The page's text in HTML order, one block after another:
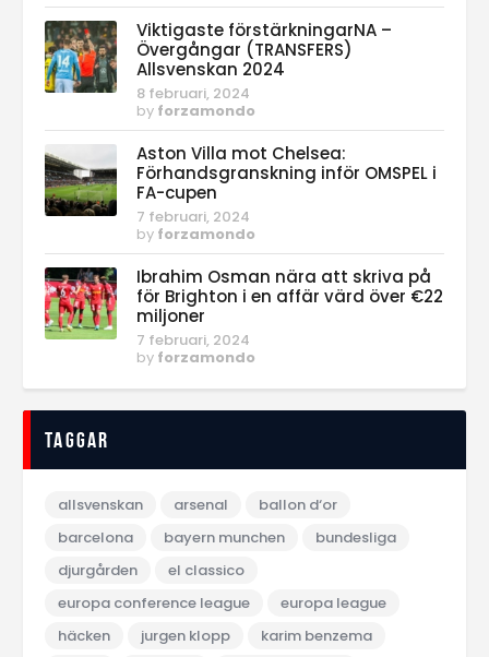
Viktigaste förstärkningarNA –
Övergångar (TRANSFERS)
Allsvenskan 2024
8 februari, 2024
by forzamondo
Aston Villa mot Chelsea:
Förhandsgranskning inför OMSPEL i
FA-cupen
7 februari, 2024
by forzamondo
Ibrahim Osman nära att skriva på
för Brighton i en affär värd över €22
miljoner
7 februari, 2024
by forzamondo
Taggar
allsvenskan arsenal
ballon d‘or
barcelona
bayern munchen
bundesliga
djurgården
el classico
europa conference league
europa league
häcken
jurgen klopp
karim benzema